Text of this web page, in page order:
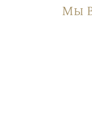
Мы